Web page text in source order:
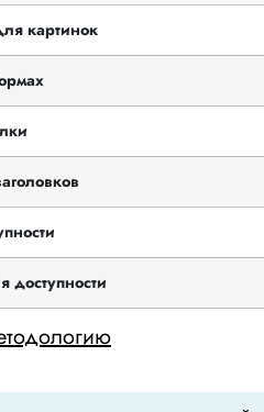
картинок
доступности